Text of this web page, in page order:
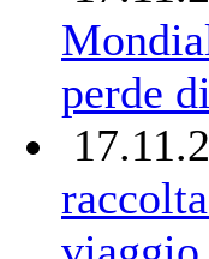
perde